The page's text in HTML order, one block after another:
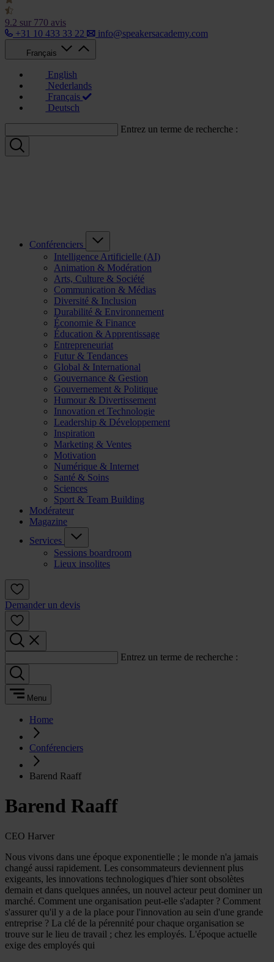
9.2 sur 770 avis
+31 10 433 33 22
info@speakersacademy.com
Français
English
Nederlands
Français
Deutsch
Entrez un terme de recherche :
Conférenciers
Intelligence Artificielle (AI)
Animation & Modération
Arts, Culture & Société
Communication & Médias
Diversité & Inclusion
Durabilité & Environnement
Économie & Finance
Éducation & Apprentissage
Entrepreneuriat
Futur & Tendances
Global & International
Gouvernance & Gestion
Gouvernement & Politique
Humour & Divertissement
Innovation et Technologie
Leadership & Développement
Inspiration
Marketing & Ventes
Motivation
Numérique & Internet
Santé & Soins
Sciences
Sport & Team Building
Modérateur
Magazine
Services
Sessions boardroom
Lieux insolites
Demander un devis
Entrez un terme de recherche :
Menu
Home
Conférenciers
Barend Raaff
Barend Raaff
CEO Harver
Nous vivons dans une époque exponentielle ; le monde n'a jamais
changé aussi rapidement. Les consommateurs deviennent plus
exigeants, les innovations technologiques d'hier sont obsolètes
demain et dans quelques années, un nouvel acteur peut dominer un
marché. Comment une organisation peut-elle s'adapter ? Comment
s'assurer qu'il y a de la place pour l'innovation au sein d'une grande
entreprise ? La clé de la pérennité pour chaque organisation se
trouve sur le lieu de travail ; chez les employés. L'époque actuelle
exige des employés qui